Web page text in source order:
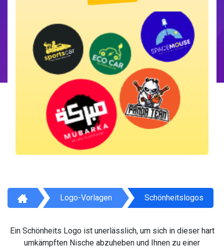
Logo-Vorlagen Schönheitslogos
Ein Schönheits Logo ist unerlässlich, um sich in dieser hart
umkämpften Nische abzuheben und Ihnen zu einer